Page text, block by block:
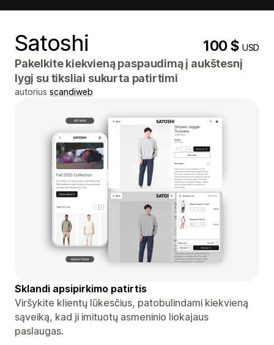
Satoshi 100 $USD
Pakelkite kiekvieną paspaudimą į aukštesnį
lygį su tiksliai sukurta patirtimi
autorius scandiweb
Sklandi apsipirkimo patirtis
Viršykite klientų lūkesčius, patobulindami kiekvieną
sąveiką, kad ji imituotų asmeninio liokajaus
paslaugas.